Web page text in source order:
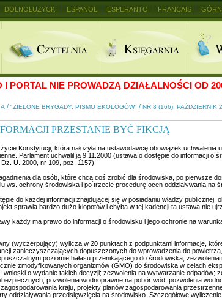
I PORTAL NIE PROWADZĄ DZIAŁALNOŚCI OD
/ "ZIELONE BRYGADY. PISMO EKOLOGÓW" / NR 8 (166), PAŹDZIERNIK
PRZESTANIE BYĆ FIKCJĄ
Konstytucji, która nałożyła na ustawodawcę obowiązek uchwalenia
Parlament uchwalił ją 9.11.2000 (ustawa o dostępie do informacji o
U. 2000, nr 109, poz. 1157).
dla osób, które chcą coś zrobić dla środowiska, po pierwsze
ws. ochrony środowiska i po trzecie procedurę ocen oddziaływania na
do każdej informacji znajdującej się w posiadaniu władzy publicznej,
sprawia bardzo dużo kłopotów i chyba w tej kadencji ta ustawa nie
każdy ma prawo do informacji o środowisku i jego ochronie na
(wyczerpujący) wylicza w 20 punktach z podpunktami informacje,
zanieczyszczających dopuszczonych do wprowadzenia do
poziomie hałasu przenikającego do środowiska;
zmodyfikowanych organizmów (GMO) do środowiska w celach
wnioski o wydanie takich decyzji; zezwolenia na wytwarzanie odpadów;
pozwolenia wodnoprawne na pobór wód; pozwolenia
kraju, projekty planów zagospodarowania
oddziaływania przedsięwzięcia na środowisko. Szczegółowe
DOLNOŁUŻYCKI ESPANOL ESPERANTO FRANCAIS